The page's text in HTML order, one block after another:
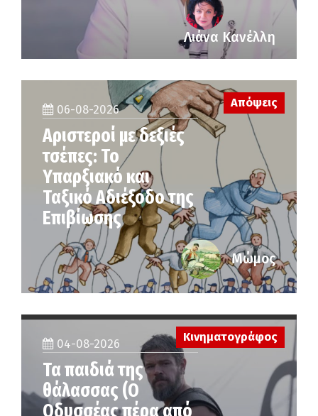
Λιάνα Κανέλλη
06-08-2026
Αριστεροί με δεξιές
τσέπες: Το
Υπαρξιακό και
Ταξικό Αδιέξοδο της
Επιβίωσης
Απόψεις
Μώμος
04-08-2026
Τα παιδιά της
θάλασσας (Ο
Οδυσσέας πέρα από
Κινηματογράφος